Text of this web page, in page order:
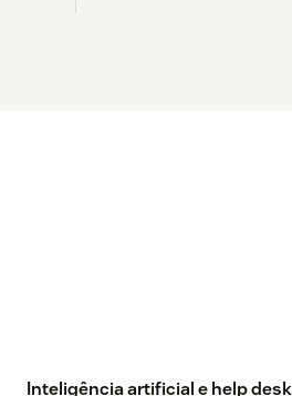
Inteligência artificial e help